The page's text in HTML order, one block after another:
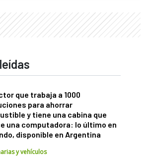
que trabaja a 1000
para ahorrar
y tiene una cabina que
una computadora: lo último en
disponible en Argentina
y vehículos